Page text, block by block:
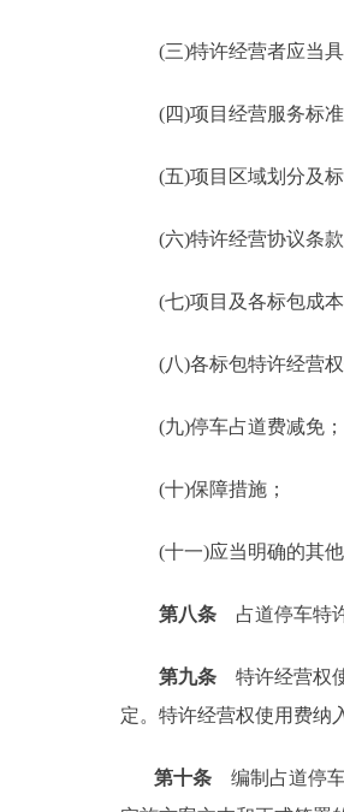
(三)特许经营者应当
(四)项目经营服务标
(五)项目区域划分及标
(六)特许经营协议条款
(七)项目及各标包成本
(八)各标包特许经营权
(九)停车占道费减免；
(十)保障措施；
(十一)应当明确的其他
第八条 占道停车特
第九条 特许经营权
定。特许经营权使用费纳
第十条 编制占道停